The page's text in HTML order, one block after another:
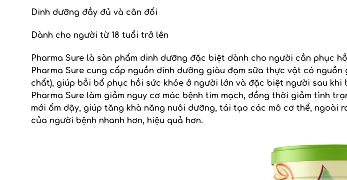
Dinh dưỡng đầy đủ và cân đối
Dành cho người từ 18 tuổi trở lên
Pharma Sure là sàn phẩm dinh dưỡng đặc biệt dành cho người cần phục
Pharma Sure cung cấp nguồn dinh dưỡng giàu đạm sữa thực vật có
chất), giúp bồi bổ phục hồi sức khỏe ở người lớn và đặc biệt người sau khi
Pharma Sure làm giảm nguy cơ mác bệnh tim mạch, đồng thời giảm tình
mới ốm dậy, giúp tăng khà năng nuôi dưỡng, tái tạo các mô cơ thể,
của người bệnh nhanh hơn, hiệu quả hơn.